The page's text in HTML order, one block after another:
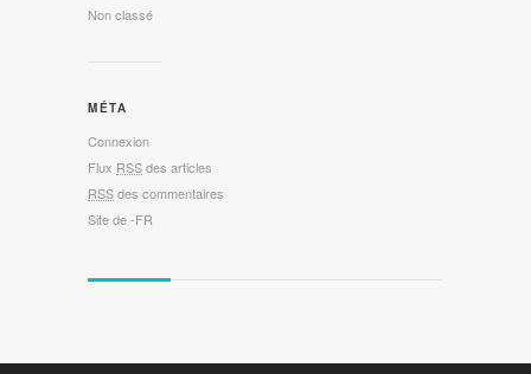
Non classé
MÉTA
Connexion
Flux RSSdes articles
RSSdes commentaires
Site de -FR